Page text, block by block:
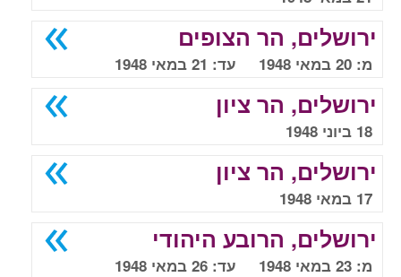
ירושלים, הר הצופים
מ: 20 במאי 1948 עד: 21 במאי 1948
ירושלים, הר ציון
18 ביוני 1948
ירושלים, הר ציון
17 במאי 1948
ירושלים, הרובע היהודי
מ: 23 במאי 1948 עד: 26 במאי 1948